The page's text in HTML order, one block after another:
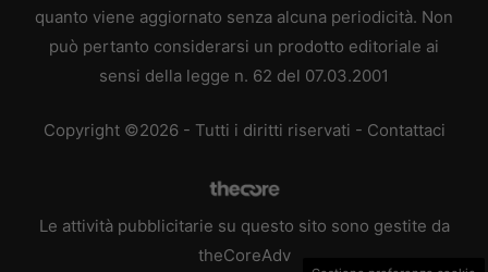
quanto viene aggiornato senza alcuna periodicità. Non
può pertanto considerarsi un prodotto editoriale ai
sensi della legge n. 62 del 07.03.2001
Copyright ©2026 - Tutti i diritti riservati - Contattaci
Le attività pubblicitarie su questo sito sono gestite da
theCoreAdv